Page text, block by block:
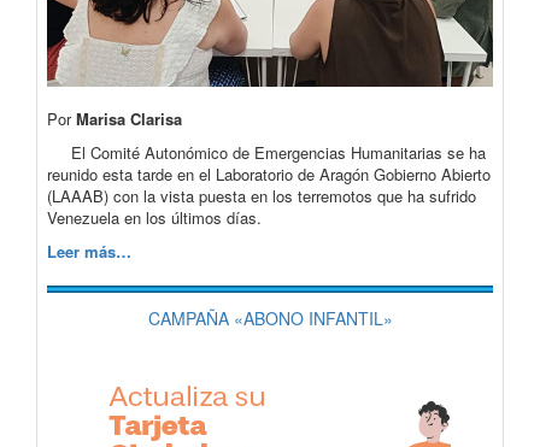
PorMarisa Clarisa
El Comité Autonómico de Emergencias Humanitarias se ha
reunido esta tarde en el Laboratorio de Aragón Gobierno Abierto
(LAAAB) con la vista puesta en los terremotos que ha sufrido
Venezuela en los últimos días.
Leer más…
CAMPAÑA «ABONO INFANTIL»